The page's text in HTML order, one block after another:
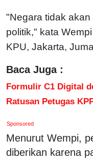
"Negara tidak
politik," kata
KPU, Jakarta,
Baca Juga :
Formulir C1 Digital
Ratusan Petugas
Sponsored
Menurut Wempi,
diberikan karena